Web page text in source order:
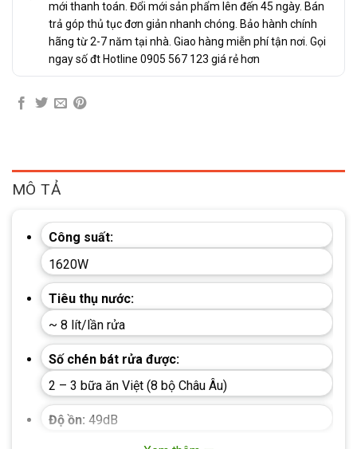
mới thanh toán. Đổi mới sản phẩm lên đến 45 ngày. Bán
trả góp thủ tục đơn giản nhanh chóng. Bảo hành chính
hãng từ 2-7 năm tại nhà. Giao hàng miễn phí tận nơi. Gọi
ngay số đt Hotline 0905 567 123 giá rẻ hơn
MÔ TẢ
Công suất:
1620W
Tiêu thụ nước:
~ 8 lít/lần rửa
Số chén bát rửa được:
2 – 3 bữa ăn Việt (8 bộ Châu Âu)
Độ ồn: 49dB